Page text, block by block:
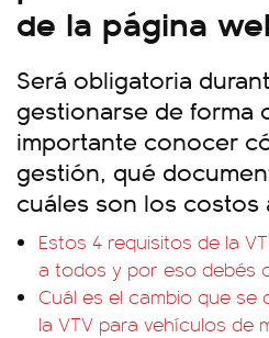
de la página
Será obligatoria
gestionarse de forma
importante conocer
gestión, qué
cuáles son los costos
Estos 4 requisitos de la
a todos y por eso debés
Cuál es el cambio que se
la VTV para vehículos de